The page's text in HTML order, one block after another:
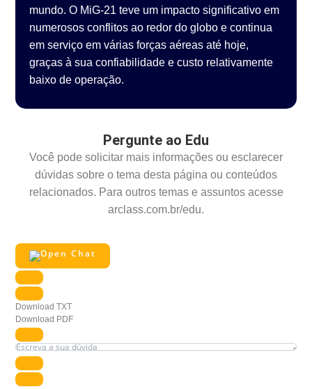
mundo. O MiG-21 teve um impacto significativo em
numerosos conflitos ao redor do globo e continua
em serviço em várias forças aéreas até hoje,
graças à sua confiabilidade e custo relativamente
baixo de operação.
Pergunte ao Edu
Você pode solicitar mais informações ou esclarecer
dúvidas sobre o tema desta página ou conteúdos
relacionados. Para outros temas e assuntos acesse
arclass.com.br/edu.
Download TXT
Download PDF